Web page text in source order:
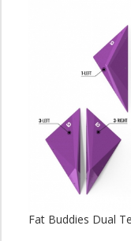
Fat Buddies Dual